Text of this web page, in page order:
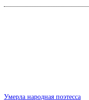
Умерла народная поэтесса